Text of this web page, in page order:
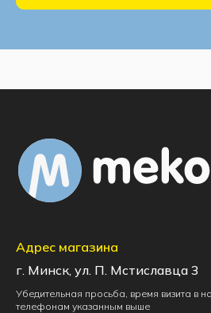
Адрес магазина
г. Минск, ул. П. Мстиславца 3
Убедительная просьба, время визита в
телефонам указанным выше